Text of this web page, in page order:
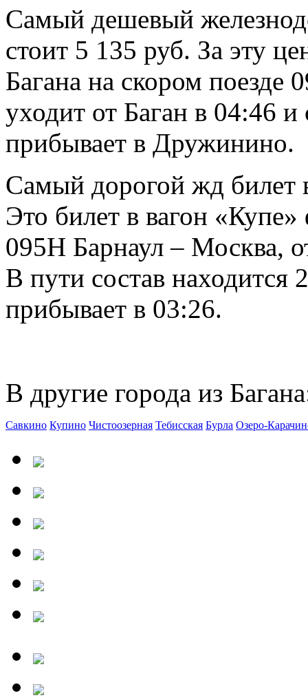
Самый дешевый
стоит 5 135 руб. За эту
Багана на скором
уходит от Баган в 04:46
прибывает в Дружинино.
Самый дорогой жд билет
Это билет в вагон
095Н Барнаул – Москва,
В пути состав находится
прибывает в 03:26.
В другие города из
Савкино Купино Чистоозерная Тебисская Бурла Озеро-